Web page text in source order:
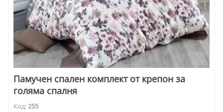
Памучен спален комплект от крепон за
голяма спалня
Код: 255